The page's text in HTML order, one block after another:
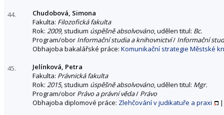
44.
Chudobová, Simona
Fakulta: Filozofická fakulta
Rok: 2009, studium úspěšně absolvováno, udělen titul: Bc.
Program/obor Informační studia a knihovnictví/ Informační
Obhajoba bakalářské práce: Komunikační strategie Městské
45.
Jelínková, Petra
Fakulta: Právnická fakulta
Rok: 2015, studium úspěšně absolvováno, udělen titul: Mgr.
Program/obor Právo a právní věda/ Právo
Obhajoba diplomové práce: Zlehčování v judikatuře a praxi